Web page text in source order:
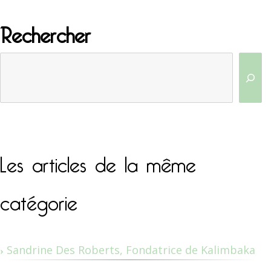
Rechercher
Les articles de la même
catégorie
Sandrine Des Roberts, Fondatrice de Kalimbaka